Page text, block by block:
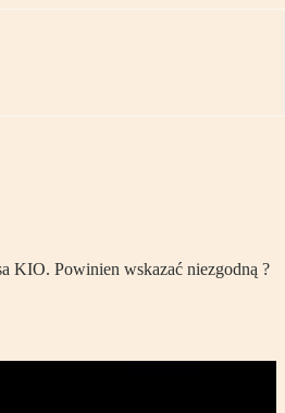
KIO. Powinien wskazać niezgodną ?